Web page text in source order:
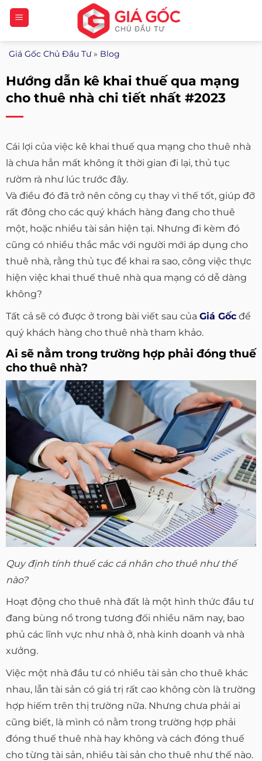
Bỏ
qua
nội
dung
Giá Gốc Chủ Đầu Tư» Blog
Hướng dẫn kê khai thuế qua mạng
cho thuê nhà chi tiết nhất #2023
Cái lợi của việc kê khai thuế qua mạng cho thuê nhà
là chưa hẳn mất không ít thời gian đi lại, thủ tục
rườm rà như lúc trước đây.
Và điều đó đã trở nên công cụ thay vì thế tốt, giúp đỡ
rất đông cho các quý khách hàng đang cho thuê
một, hoặc nhiều tài sản hiện tại. Nhưng đi kèm đó
cũng có nhiều thắc mắc với người mới áp dụng cho
thuê nhà, rằng thủ tục để khai ra sao, công việc thực
hiện việc khai thuế thuê nhà qua mạng có dễ dàng
không?
Tất cả sẽ có được ở trong bài viết sau của Giá Gốc để
quý khách hàng cho thuê nhà tham khảo.
Ai sẽ nằm trong trường hợp phải đóng thuế
cho thuê nhà?
Quy định tính thuế các cá nhân cho thuê như thế
nào?
Hoạt động cho thuê nhà đất là một hình thức đầu tư
đang bùng nổ trong tương đối nhiều năm nay, bao
phủ các lĩnh vực như nhà ở, nhà kinh doanh và nhà
xưởng.
Việc một nhà đầu tư có nhiều tài sản cho thuê khác
nhau, lẫn tài sản có giá trị rất cao không còn là trường
hợp hiếm trên thị trường nữa. Nhưng chưa phải ai
cũng biết, là mình có nằm trong trường hợp phải
đóng thuế thuê nhà hay không và cách đóng thuế
cho từng tài sản, nhiều tài sản cho thuê như thế nào.